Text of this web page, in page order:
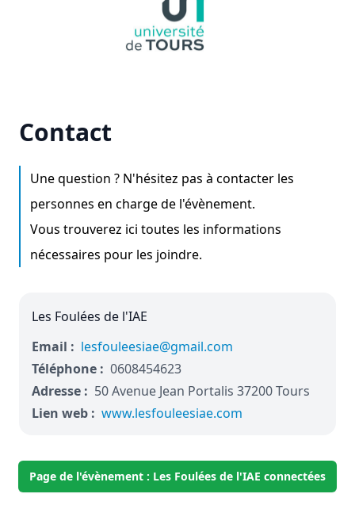
Contact
Une question ? N'hésitez pas à contacter les
personnes en charge de l'évènement.
Vous trouverez ici toutes les informations
nécessaires pour les joindre.
Les Foulées de l'IAE
Email : lesfouleesiae@gmail.com
Téléphone : 0608454623
Adresse : 50 Avenue Jean Portalis 37200 Tours
Lien web : www.lesfouleesiae.com
Page de l'évènement : Les Foulées de l'IAE connectées